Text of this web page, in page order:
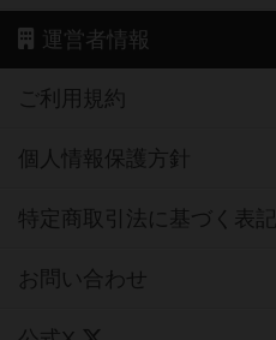
運営者情報
ご利用規約
個人情報保護方針
特定商取引法に基づく表記
お問い合わせ